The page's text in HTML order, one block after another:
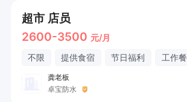
超市 店员
2600-3500 元/月
不限 提供食宿 节日福利 工作餐
龚老板
卓宝防水